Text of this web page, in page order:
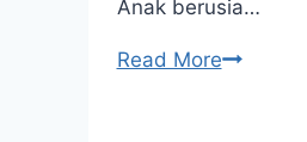
Anak berusia…
Read MoreKemaskini